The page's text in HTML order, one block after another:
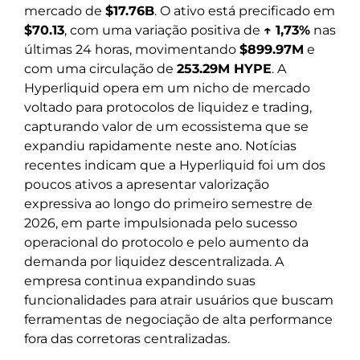
mercado de $17.76B. O ativo está precificado em
$70.13, com uma variação positiva de ↑ 1,73% nas
últimas 24 horas, movimentando $899.97M e
com uma circulação de 253.29M HYPE. A
Hyperliquid opera em um nicho de mercado
voltado para protocolos de liquidez e trading,
capturando valor de um ecossistema que se
expandiu rapidamente neste ano. Notícias
recentes indicam que a Hyperliquid foi um dos
poucos ativos a apresentar valorização
expressiva ao longo do primeiro semestre de
2026, em parte impulsionada pelo sucesso
operacional do protocolo e pelo aumento da
demanda por liquidez descentralizada. A
empresa continua expandindo suas
funcionalidades para atrair usuários que buscam
ferramentas de negociação de alta performance
fora das corretoras centralizadas.